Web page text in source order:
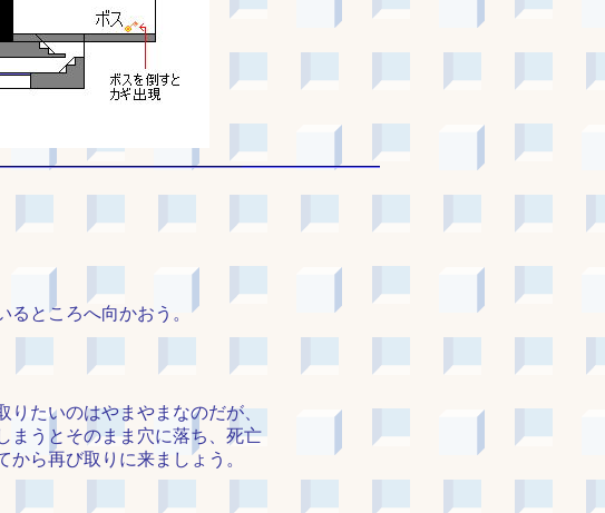
ところへ向かおう。
りたいのはやまやまなのだが、
まうとそのまま穴に落ち、死亡
ら再び取りに来ましょう。